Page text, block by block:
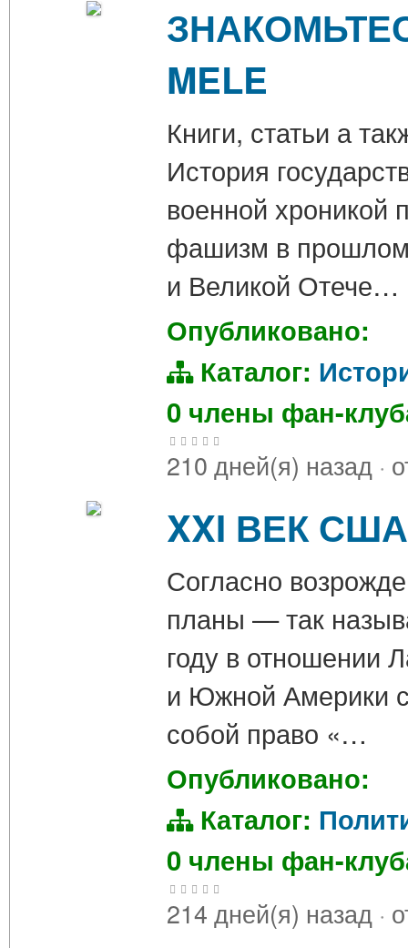
MELE
Книги, статьи а
История
военной
фашизм в прошлом
и Великой Отече…
Опубликовано:
Каталог:
0 члены фан-
210 дней(я) назад ·
XXI ВЕК
Согласно
планы — так
году в отношении
и Южной Америки
собой право «…
Опубликовано:
Каталог:
0 члены фан-
214 дней(я) назад ·